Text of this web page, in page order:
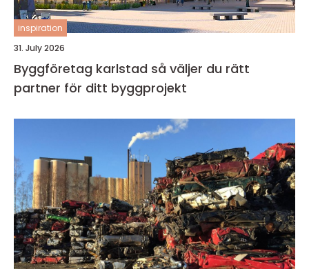
inspiration
31. July 2026
Byggföretag karlstad så väljer du rätt
partner för ditt byggprojekt